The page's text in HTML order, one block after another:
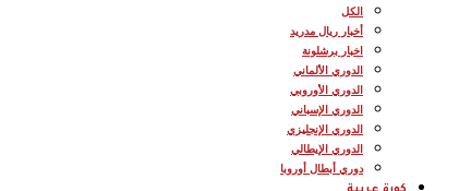
الكل
أخبار ريال مدريد
اخبار برشلونة
الدوري الألماني
الدوري الأوروبي
الدوري الإسباني
الدوري الإنجليزي
الدوري الإيطالي
دوري أبطال أوروبا